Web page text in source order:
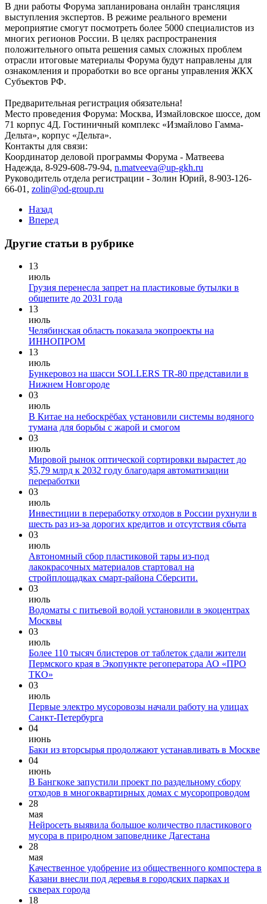
В дни работы Форума запланирована онлайн трансляция
выступления экспертов. В режиме реального времени
мероприятие смогут посмотреть более 5000 специалистов из
многих регионов России. В целях распространения
положительного опыта решения самых сложных проблем
отрасли итоговые материалы Форума будут направлены для
ознакомления и проработки во все органы управления ЖКХ
Субъектов РФ.
Предварительная регистрация обязательна!
Место проведения Форума: Москва, Измайловское шоссе, дом
71 корпус 4Д. Гостиничный комплекс «Измайлово Гамма-
Дельта», корпус «Дельта».
Контакты для связи:
Координатор деловой программы Форума - Матвеева
Надежда, 8-929-608-79-94, n.matveeva@up-gkh.ru
Руководитель отдела регистрации - Золин Юрий, 8-903-126-
66-01, zolin@od-group.ru
Назад
Вперед
Другие статьи в рубрике
13
июль
Грузия перенесла запрет на пластиковые бутылки в
общепите до 2031 года
13
июль
Челябинская область показала экопроекты на
ИННОПРОМ
13
июль
Бункеровоз на шасси SOLLERS TR-80 представили в
Нижнем Новгороде
03
июль
В Китае на небоскрёбах установили системы водяного
тумана для борьбы с жарой и смогом
03
июль
Мировой рынок оптической сортировки вырастет до
$5,79 млрд к 2032 году благодаря автоматизации
переработки
03
июль
Инвестиции в переработку отходов в России рухнули в
шесть раз из-за дорогих кредитов и отсутствия сбыта
03
июль
Автономный сбор пластиковой тары из-под
лакокрасочных материалов стартовал на
стройплощадках смарт-района Сберсити.
03
июль
Водоматы с питьевой водой установили в экоцентрах
Москвы
03
июль
Более 110 тысяч блистеров от таблеток сдали жители
Пермского края в Экопункте регоператора АО «ПРО
ТКО»
03
июль
Первые электро мусоровозы начали работу на улицах
Санкт-Петербурга
04
июнь
Баки из вторсырья продолжают устанавливать в Москве
04
июнь
В Бангкоке запустили проект по раздельному сбору
отходов в многоквартирных домах с мусоропроводом
28
мая
Нейросеть выявила большое количество пластикового
мусора в природном заповеднике Дагестана
28
мая
Качественное удобрение из общественного компостера в
Казани внесли под деревья в городских парках и
скверах города
18